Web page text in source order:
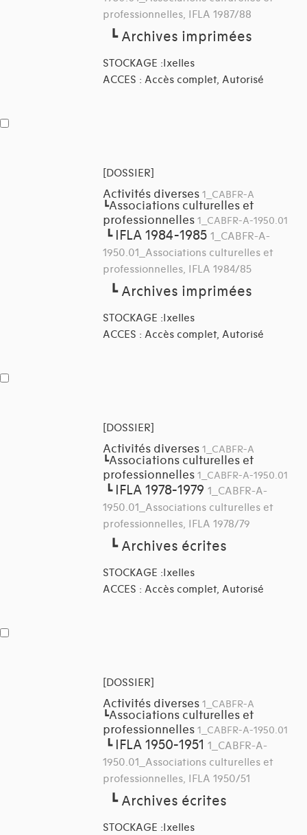
professionnelles, IFLA 1987/88
┗Archives imprimées
STOCKAGE :Ixelles
ACCES : Accès complet, Autorisé
[DOSSIER]
Activités diverses 1_CABFR-A
┗Associations culturelles et
professionnelles 1_CABFR-A-1950.01
┗ IFLA 1984-1985 1_CABFR-A-
1950.01_Associations culturelles et
professionnelles, IFLA 1984/85
┗Archives imprimées
STOCKAGE :Ixelles
ACCES : Accès complet, Autorisé
[DOSSIER]
Activités diverses 1_CABFR-A
┗Associations culturelles et
professionnelles 1_CABFR-A-1950.01
┗ IFLA 1978-1979 1_CABFR-A-
1950.01_Associations culturelles et
professionnelles, IFLA 1978/79
┗Archives écrites
STOCKAGE :Ixelles
ACCES : Accès complet, Autorisé
[DOSSIER]
Activités diverses 1_CABFR-A
┗Associations culturelles et
professionnelles 1_CABFR-A-1950.01
┗ IFLA 1950-1951 1_CABFR-A-
1950.01_Associations culturelles et
professionnelles, IFLA 1950/51
┗Archives écrites
STOCKAGE :Ixelles